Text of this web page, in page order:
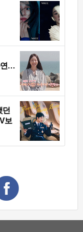
연…
던
보